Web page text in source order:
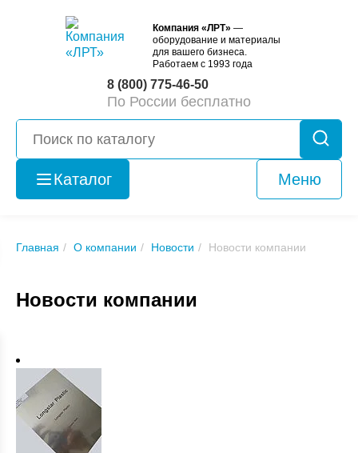
Компания «ЛРТ» —
оборудование и материалы
для вашего бизнеса.
Работаем с 1993 года
8 (800) 775-46-50
По России бесплатно
Каталог Меню
Оборудование
б/у
Главная О компании Новости Новости компании
Новости компании